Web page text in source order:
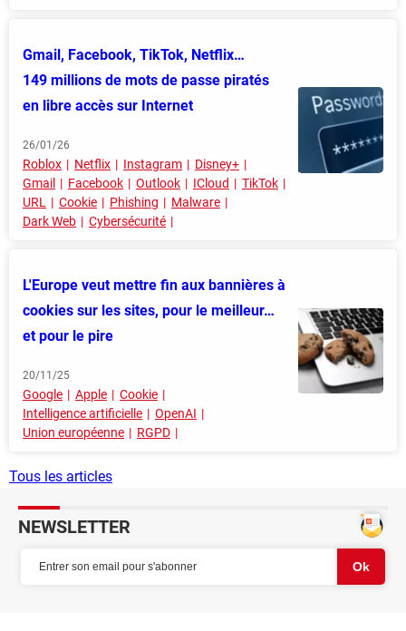
Gmail, Facebook, TikTok, Netflix…
149 millions de mots de passe piratés
en libre accès sur Internet
26/01/26
Roblox Netflix Instagram
Disney+
Gmail
Facebook Outlook ICloud
TikTok
URL
Cookie Phishing
Malware
Dark Web
Cybersécurité
L'Europe veut mettre fin aux bannières à
cookies sur les sites, pour le meilleur…
et pour le pire
20/11/25
Google Apple
Cookie
Intelligence artificielle
OpenAI
Union européenne
RGPD
Tous les articles
NEWSLETTER